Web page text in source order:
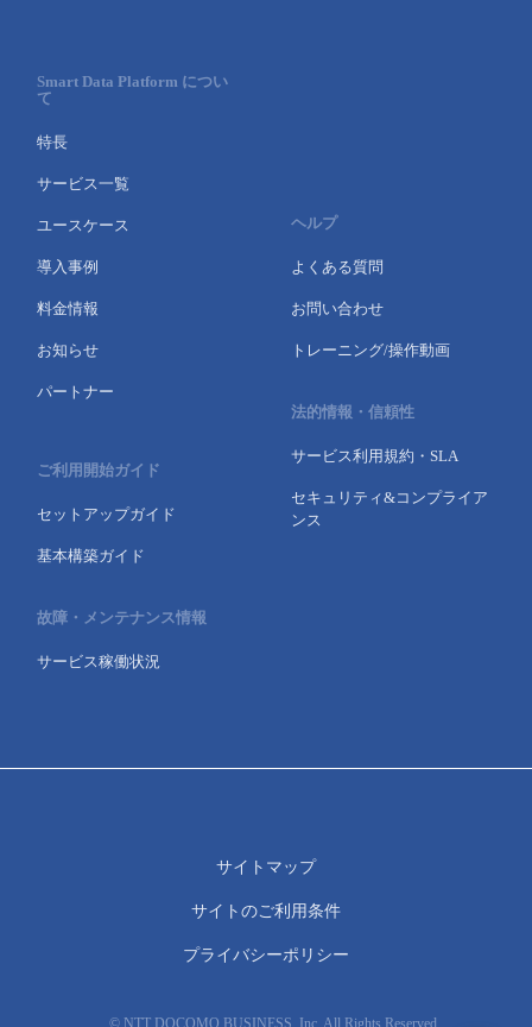
Smart Data Platform につい
て
特長
サービス一覧
ユースケース
導入事例
料金情報
お知らせ
パートナー
ご利用開始ガイド
セットアップガイド
基本構築ガイド
故障・メンテナンス情報
サービス稼働状況
ヘルプ
よくある質問
お問い合わせ
トレーニング/操作動画
法的情報・信頼性
サービス利用規約・SLA
セキュリティ&コンプライア
ンス
サイトマップ
サイトのご利用条件
プライバシーポリシー